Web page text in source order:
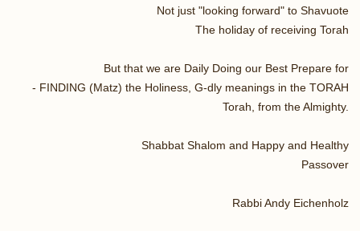
Not just "looking forward" to Shavuote
The holiday of receiving Torah
But that we are Daily Doing our Best Prepare for
FINDING (Matz) the Holiness, G-dly meanings in the TORAH -
Torah, from the Almighty.
Shabbat Shalom and Happy and Healthy
Passover
Rabbi Andy Eichenholz